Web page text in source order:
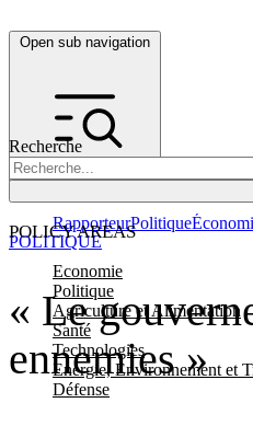
Open sub navigation
Recherche
POLICY AREAS
Economie
Politique
Agriculture et Alimentation
Santé
Technologies
Energie, Environnement et
Défense
RapporteurPolitique
« Le
ennemies »
POLITIQUE